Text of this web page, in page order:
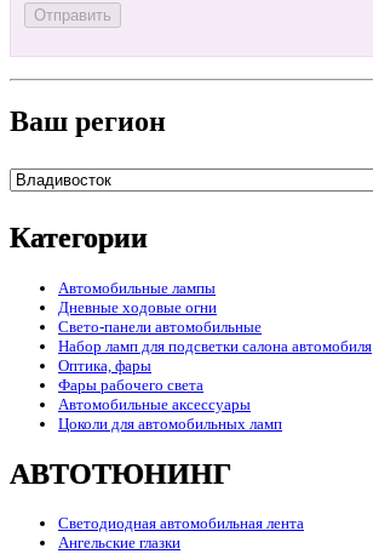
Ваш регион
Категории
Автомобильные лампы
Дневные ходовые огни
Свето-панели автомобильные
Набор ламп для подсветки салона автомобиля
Оптика, фары
Фары рабочего света
Автомобильные аксессуары
Цоколи для автомобильных ламп
АВТОТЮНИНГ
Светодиодная автомобильная лента
Ангельские глазки